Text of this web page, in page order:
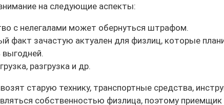
на следующие аспекты:
с нелегалами может обернуться штрафом.
факт зачастую актуален для физлиц, которые
разгрузка и др.
старую технику, транспортные средства,
собственностью физлица, поэтому